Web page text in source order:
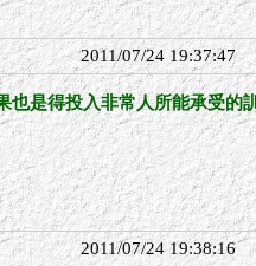
2011/07/24 19:37:47
是得投入非常人所能承受的
2011/07/24 19:38:16